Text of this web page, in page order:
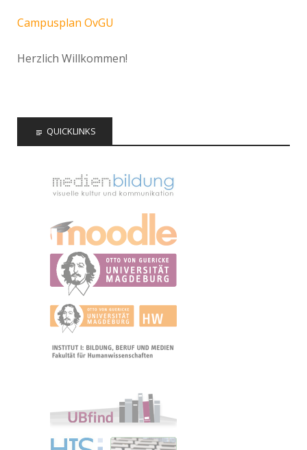
Campusplan OvGU
Herzlich Willkommen!
QUICKLINKS